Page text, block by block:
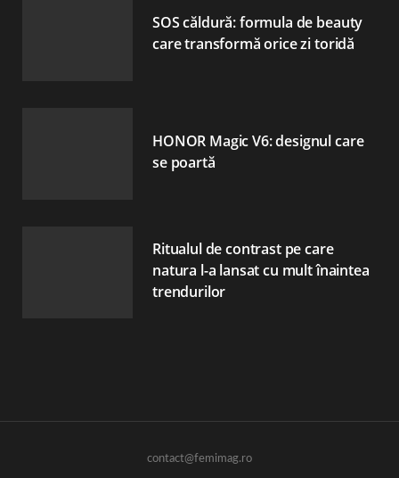
SOS căldură: formula de beauty
care transformă orice zi toridă
HONOR Magic V6: designul care
se poartă
Ritualul de contrast pe care
natura l-a lansat cu mult înaintea
trendurilor
contact@femimag.ro